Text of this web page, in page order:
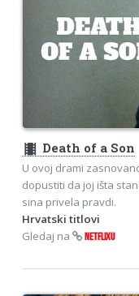
theaters Death of a Son
U ovoj drami
dopustiti da joj išta
sina privela pravdi.
Hrvatski titlovi
Gledaj na
NETFLIXU